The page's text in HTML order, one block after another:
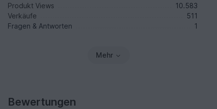
Produkt Views
10.583
Verkäufe
511
Fragen & Antworten
1
Mehr
Bewertungen